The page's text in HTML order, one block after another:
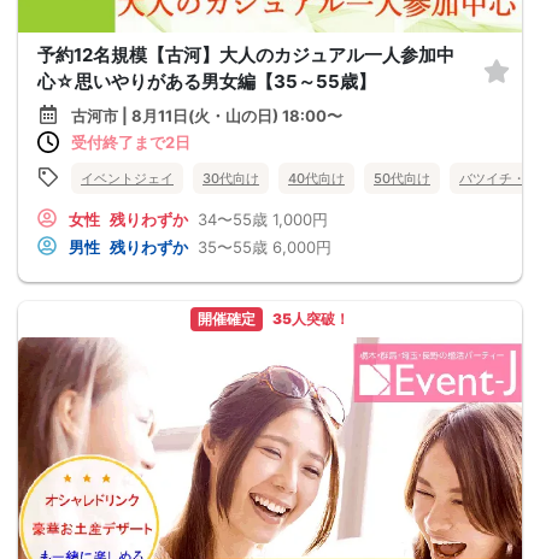
予約12名規模【古河】大人のカジュアル一人参加中
心☆思いやりがある男女編【35～55歳】
古河市 | 8月11日(火・山の日) 18:00〜
受付終了まで2日
イベントジェイ 30代向け 40代向け 50代向け バツイチ・
女性 残りわずか 34〜55歳 1,000円
男性 残りわずか 35〜55歳 6,000円
開催確定 35人突破！